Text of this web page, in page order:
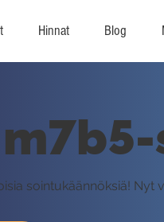
Hinnat Blog
sointukäännöksiä!